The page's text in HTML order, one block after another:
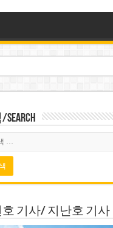
기사/ 지난호 기사